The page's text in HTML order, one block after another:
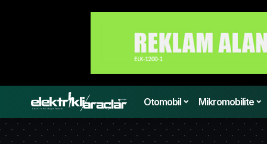
Otomobil Mikromobilite